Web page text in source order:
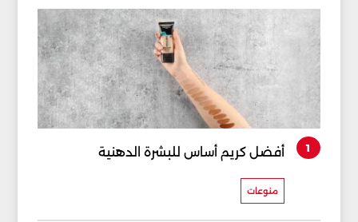
1 أفضل كريم أساس للبشرة الدهنية
منوعات